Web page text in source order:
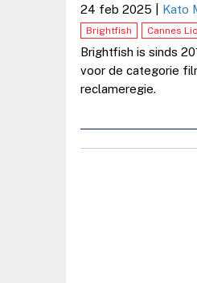
24 feb 2025 Kato
Brightfish Cannes
Brightfish is sinds
voor de categorie
reclameregie.